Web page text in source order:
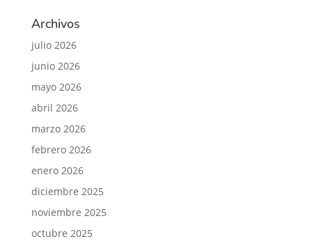
Archivos
julio 2026
junio 2026
mayo 2026
abril 2026
marzo 2026
febrero 2026
enero 2026
diciembre 2025
noviembre 2025
octubre 2025